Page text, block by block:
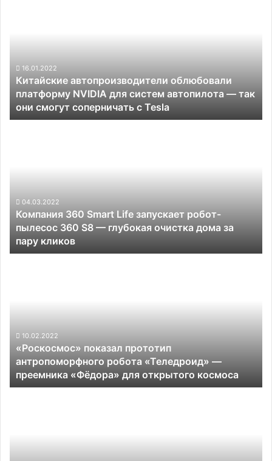
систем
автопилота —
так
они
смогут
16.01.2022
Китайские автопроизводители облюбовали
платформу NVIDIA для систем автопилота — так
они смогут соперничать с Tesla
пылесос
360
S8 —
глубокая
очистка
04.03.2022
Компания 360 Smart Life запускает робот-
пылесос 360 S8 — глубокая очистка дома за
пару кликов
—
преемника
«Фёдора» для
открытого
космоса
10.02.2022
«Роскосмос» показал прототип
антропоморфного робота «Теледроид» —
преемника «Фёдора» для открытого космоса